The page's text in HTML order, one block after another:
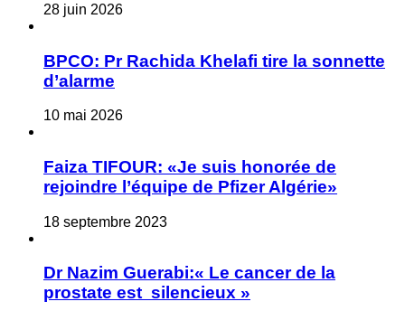
28 juin 2026
BPCO: Pr Rachida Khelafi tire la sonnette
d’alarme
10 mai 2026
Faiza TIFOUR: «Je suis honorée de
rejoindre l’équipe de Pfizer Algérie»
18 septembre 2023
Dr Nazim Guerabi:« Le cancer de la
prostate est silencieux »